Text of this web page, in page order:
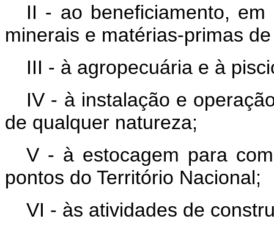
II - ao beneficiamento,
minerais e matérias-primas
III - à agropecuária e à
IV - à instalação e
de qualquer natureza;
V - à estocagem para
pontos do Território Nacional;
VI - às atividades de